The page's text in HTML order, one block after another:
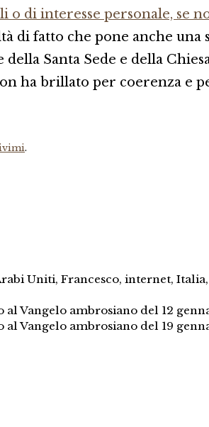
o di interesse personale, se
di fatto che pone anche una
Santa Sede e della
ha brillato per coerenza e
.
Uniti,Francesco,internet,Italia
Vangelo ambrosiano del 12
Vangelo ambrosiano del 19